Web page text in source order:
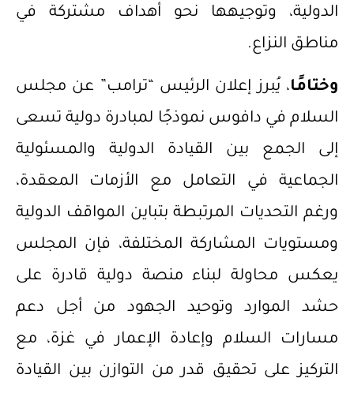
الدولية، وتوجيهها نحو أهداف مشتركة في
مناطق النزاع.
وختامًا، يُبرز إعلان الرئيس “ترامب” عن مجلس
السلام في دافوس نموذجًا لمبادرة دولية تسعى
إلى الجمع بين القيادة الدولية والمسئولية
الجماعية في التعامل مع الأزمات المعقدة،
ورغم التحديات المرتبطة بتباين المواقف الدولية
ومستويات المشاركة المختلفة، فإن المجلس
يعكس محاولة لبناء منصة دولية قادرة على
حشد الموارد وتوحيد الجهود من أجل دعم
مسارات السلام وإعادة الإعمار في غزة، مع
التركيز على تحقيق قدر من التوازن بين القيادة